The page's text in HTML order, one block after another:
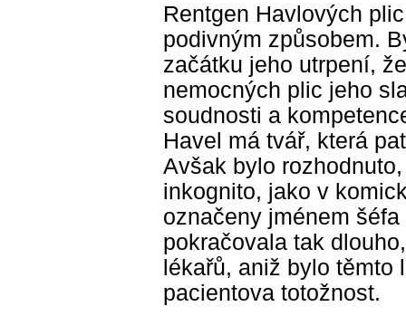
Rentgen Havlových
podivným způsobem.
začátku jeho utrpení,
nemocných plic jeho
soudnosti a
Havel má tvář, která
Avšak bylo
inkognito, jako v
označeny jménem
pokračovala tak
lékařů, aniž bylo těmto
pacientova totožnost.